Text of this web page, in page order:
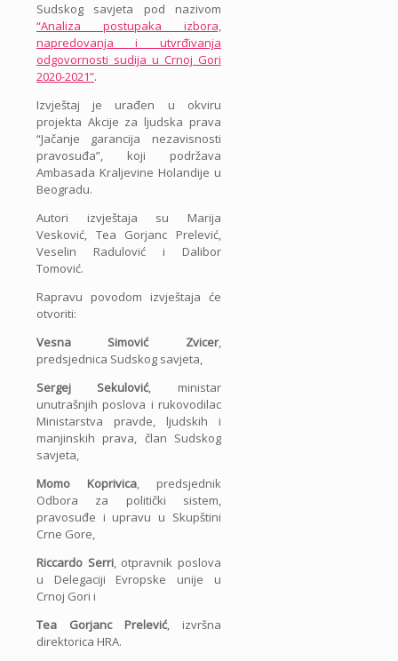
Sudskog savjeta pod nazivom
“Analiza postupaka izbora,
napredovanja i utvrđivanja
odgovornosti sudija u Crnoj Gori
2020-2021”.
Izvještaj je urađen u okviru
projekta Akcije za ljudska prava
“Jačanje garancija nezavisnosti
pravosuđa”, koji podržava
Ambasada Kraljevine Holandije u
Beogradu.
Autori izvještaja su Marija
Vesković, Tea Gorjanc Prelević,
Veselin Radulović i Dalibor
Tomović.
Rapravu povodom izvještaja će
otvoriti:
Vesna Simović Zvicer,
predsjednica Sudskog savjeta,
Sergej Sekulović, ministar
unutrašnjih poslova i rukovodilac
Ministarstva pravde, ljudskih i
manjinskih prava, član Sudskog
savjeta,
Momo Koprivica, predsjednik
Odbora za politički sistem,
pravosuđe i upravu u Skupštini
Crne Gore,
Riccardo Serri, otpravnik poslova
u Delegaciji Evropske unije u
Crnoj Gori i
Tea Gorjanc Prelević, izvršna
direktorica HRA.